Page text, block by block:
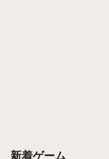
新着ゲーム